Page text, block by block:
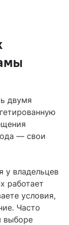
двумя
— свои
у владельцев
работает
условия,
Часто
выборе